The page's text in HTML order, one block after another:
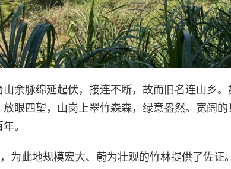
余脉绵延起伏，接连不断，故而旧名连山乡
眼四望，山岗上翠竹森森，绿意盎然。宽阔
。
为此地规模宏大、蔚为壮观的竹林提供了佐证